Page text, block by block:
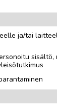
ja/tai
sisältö,